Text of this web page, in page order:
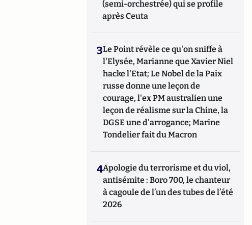
(semi-orchestrée) qui se profile
après Ceuta
3Le Point révèle ce qu'on sniffe à
l'Elysée, Marianne que Xavier Niel
hacke l'Etat; Le Nobel de la Paix
russe donne une leçon de
courage, l'ex PM australien une
leçon de réalisme sur la Chine, la
DGSE une d'arrogance; Marine
Tondelier fait du Macron
4Apologie du terrorisme et du viol,
antisémite : Boro 700, le chanteur
à cagoule de l’un des tubes de l’été
2026